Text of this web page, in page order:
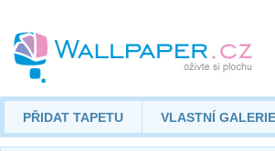
PŘIDAT TAPETU VLASTNÍ GALERIE